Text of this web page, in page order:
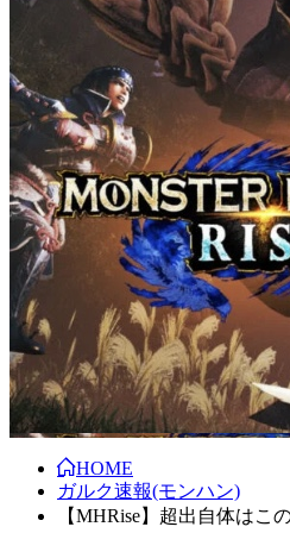
HOME
ガルク速報(モンハン)
【MHRise】超出自体は